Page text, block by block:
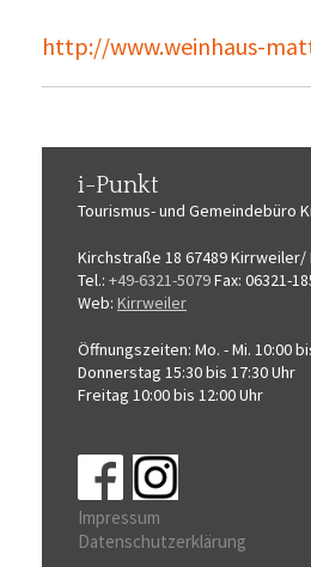
http://www.weinhaus-
i-Punkt
Tourismus-und Gemeindebüro
Kirchstraße 18 67489 Kirrweiler/
Tel.: +49-6321-5079Fax: 06321-
Web: Kirrweiler
Öffnungszeiten: Mo. - Mi. 10:00
Donnerstag 15:30 bis 17:30 Uhr
Freitag 10:00 bis 12:00 Uhr
Impressum
Datenschutzerklärung